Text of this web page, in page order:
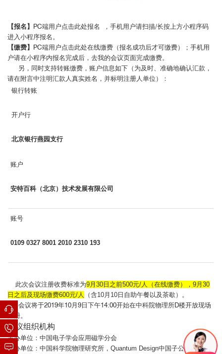
【报名】 PC端用户点击此处报名
，手机用户请扫描/长按上方小程序码
进入小程序报名。
【缴费】 PC端用户点击此处在线缴费 （报名成功后才可缴费）；手机用
户请在小程序内报名完成后，去我的会议页面完成缴费。
另，同时支持转账缴费，账户信息如下（为及时、准确地确认汇款，
请在附言中注明汇款人真实姓名，并标明注册人单位）：
银行转账
开户行
北京银行燕园支行
账户
安特百科（北京）技术发展有限公司
账号
0109 0327 8001 2010 2310 193
此次会议注册收费标准为9月30日之前500元/人（在线缴费），9月30
日之后及现场缴费600元/人
（含10月10日自助午餐以及茶歇）。
会议将于2019年10月9日下午14:00开始在中科院物理所D楼开放现场
注册。
会议组织机构
主办单位：中国电子学会应用磁学分会
承办单位：中国科学院物理研究所，Quantum Design中国子公司